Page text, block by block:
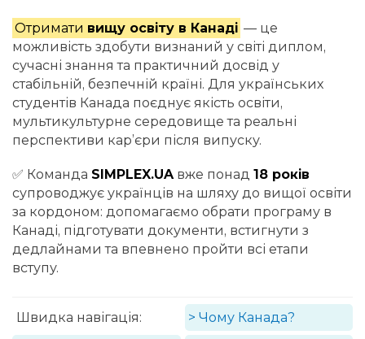
Отримати вищу освіту в Канаді — це
можливість здобути визнаний у світі диплом,
сучасні знання та практичний досвід у
стабільній, безпечній країні. Для українських
студентів Канада поєднує якість освіти,
мультикультурне середовище та реальні
перспективи кар’єри після випуску.
✅ Команда SIMPLEX.UAвже понад 18 років
супроводжує українців на шляху до вищої освіти
за кордоном: допомагаємо обрати програму в
Канаді, підготувати документи, встигнути з
дедлайнами та впевнено пройти всі етапи
вступу.
Швидка навігація:
> Чому Канада?